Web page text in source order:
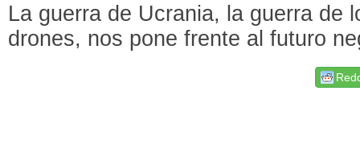
La guerra de Ucrania, la guerra de
drones, nos pone frente al futuro